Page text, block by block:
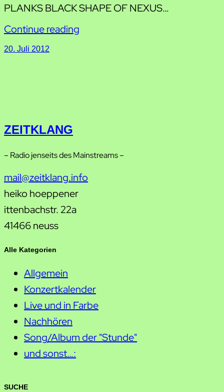
PLANKS BLACK SHAPE OF NEXUS…
Continue reading
20. Juli 2012
ZEITKLANG
– Radio jenseits des Mainstreams –
mail@zeitklang.info
heiko hoeppener
ittenbachstr. 22a
41466 neuss
Alle Kategorien
Allgemein
Konzertkalender
Live und in Farbe
Nachhören
Song/Album der "Stunde"
und sonst…:
SUCHE